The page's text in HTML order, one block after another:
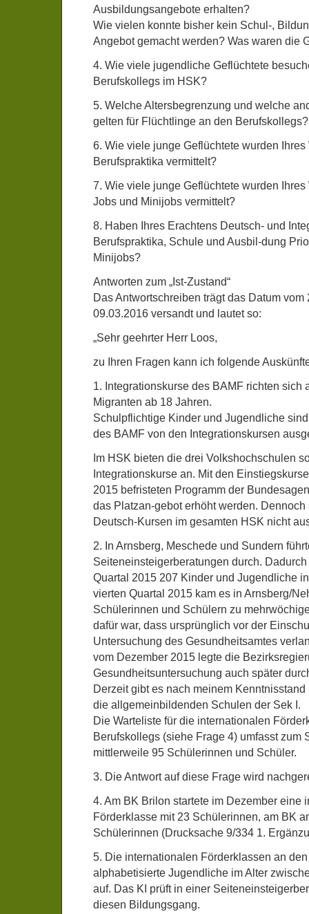
Ausbildungsangebote erhalten?
Wie vielen konnte bisher kein Schul-,
Angebot gemacht werden? Was waren die
4. Wie viele jugendliche Geflüchtete
Berufskollegs im HSK?
5. Welche Altersbegrenzung und welche
gelten für Flüchtlinge an den Berufskollegs?
6. Wie viele junge Geflüchtete wurden Ihres
Berufspraktika vermittelt?
7. Wie viele junge Geflüchtete wurden
Jobs und Minijobs vermittelt?
8. Haben Ihres Erachtens Deutsch- und
Berufspraktika, Schule und Ausbil-dung
Minijobs?
Antworten zum „Ist-Zustand“
Das Antwortschreiben trägt das Datum
09.03.2016 versandt und lautet so:
„Sehr geehrter Herr Loos,
zu Ihren Fragen kann ich folgende
1. Integrationskurse des BAMF richten sich
Migranten ab 18 Jahren.
Schulpflichtige Kinder und Jugendliche
des BAMF von den Integrationskursen
Im HSK bieten die drei Volkshochschulen
Integrationskurse an. Mit den
2015 befristeten Programm der
das Platzan-gebot erhöht werden.
Deutsch-Kursen im gesamten HSK nicht
2. In Arnsberg, Meschede und Sundern
Seiteneinsteigerberatungen durch.
Quartal 2015 207 Kinder und Jugendliche
vierten Quartal 2015 kam es in Arnsberg/
Schülerinnen und Schülern zu
dafür war, dass ursprünglich vor der
Untersuchung des Gesundheitsamtes
vom Dezember 2015 legte die
Gesundheitsuntersuchung auch später
Derzeit gibt es nach meinem
die allgemeinbildenden Schulen der Sek I.
Die Warteliste für die internationalen
Berufskollegs (siehe Frage 4) umfasst zum
mittlerweile 95 Schülerinnen und Schüler.
3. Die Antwort auf diese Frage wird
4. Am BK Brilon startete im Dezember eine
Förderklasse mit 23 Schülerinnen, am BK
Schülerinnen (Drucksache 9/334 1.
5. Die internationalen Förderklassen an
alphabetisierte Jugendliche im Alter
auf. Das KI prüft in einer
diesen Bildungsgang.